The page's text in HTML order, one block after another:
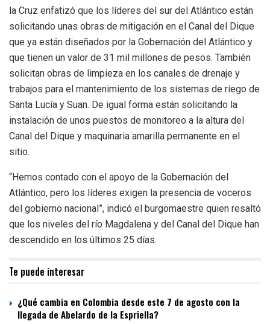
la Cruz enfatizó que los líderes del sur del Atlántico están
solicitando unas obras de mitigación en el Canal del Dique
que ya están diseñados por la Gobernación del Atlántico y
que tienen un valor de 31 mil millones de pesos. También
solicitan obras de limpieza en los canales de drenaje y
trabajos para el mantenimiento de los sistemas de riego de
Santa Lucía y Suan. De igual forma están solicitando la
instalación de unos puestos de monitoreo a la altura del
Canal del Dique y maquinaria amarilla permanente en el
sitio.
“Hemos contado con el apoyo de la Gobernación del
Atlántico, pero los líderes exigen la presencia de voceros
del gobierno nacional”, indicó el burgomaestre quien resaltó
que los niveles del río Magdalena y del Canal del Dique han
descendido en los últimos 25 días.
Te puede interesar
¿Qué cambia en Colombia desde este 7 de agosto con la
llegada de Abelardo de la Espriella?